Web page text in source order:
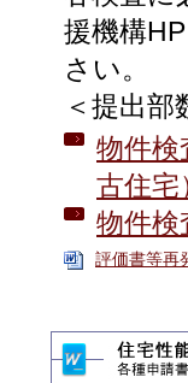
援機構
さい。
＜提出部
物件検
古住宅
物件検
評価書等再